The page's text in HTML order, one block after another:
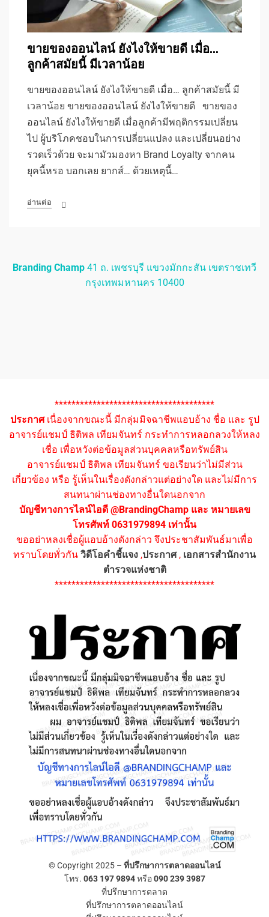
ขายของออนไลน์ ยังไงให้ขายดี เมื่อ…
ลูกค้าสมัยนี้ มีเวลาน้อย
ขายของออนไลน์ ยังไงให้ขายดี เมื่อ… ลูกค้าสมัยนี้ มี
เวลาน้อย ขายของออนไลน์ ยังไงให้ขายดี ขายของ
ออนไลน์ ยังไงให้ขายดี เมื่อลูกค้ามีพฤติกรรมเปลี่ยน
ไป ผู้บริโภคชอบในการเปลี่ยนแปลง และเปลี่ยนอย่าง
รวดเร็วด้วย จะมามัวมองหา Brand Loyalty จากคน
ยุคนี้หรอ บอกเลย ยากส์… ด้วยเหตุนี้…
อ่านต่อ
Branding Champ 41 ถ. เพชรบุรี แขวงมักกะสัน เขตราชเทวี
กรุงเทพมหานคร 10400
**************************************
ประกาศเนื่องจากขณะนี้ มีกลุ่มมิจฉาชีพแอบอ้าง ชื่อ และ รูป
อาจารย์แชมป์ ธิติพล เทียมจันทร์ กระทำการหลอกลวงให้หลง
เชื่อ เพื่อหวังต่อข้อมูลส่วนบุคคลหรือทรัพย์สิน
อาจารย์แชมป์ ธิติพล เทียมจันทร์ ขอเรียนว่าไม่มีส่วน
เกี่ยวข้อง หรือ รู้เห็นในเรื่องดังกล่าวแต่อย่างใด และไม่มีการ
สนทนาผ่านช่องทางอื่นใดนอกจาก
บัญชีทางการไลน์ไอดี @BrandingChamp และ หมายเลข
โทรศัพท์ 0631979894 เท่านั้น
ขออย่าหลงเชื่อผู้แอบอ้างดังกล่าว จึงประชาสัมพันธ์มาเพื่อ
ทราบโดยทั่วกัน วิดีโอคำชี้แจง ,ประกาศ, เอกสารสำนักงาน
ตำรวจแห่งชาติ
**************************************
© Copyright 2025 – ที่ปรึกษาการตลาดออนไลน์
โทร. 063 197 9894หรือ090 239 3987
ที่ปรึกษาการตลาด
ที่ปรึกษาการตลาดออนไลน์